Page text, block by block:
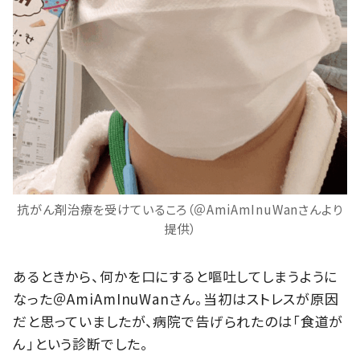
抗がん剤治療を受けているころ（＠AmiAmInuWanさんより
提供）
あるときから、何かを口にすると嘔吐してしまうように
なった＠AmiAmInuWanさん。当初はストレスが原因
だと思っていましたが、病院で告げられたのは「食道が
ん」という診断でした。